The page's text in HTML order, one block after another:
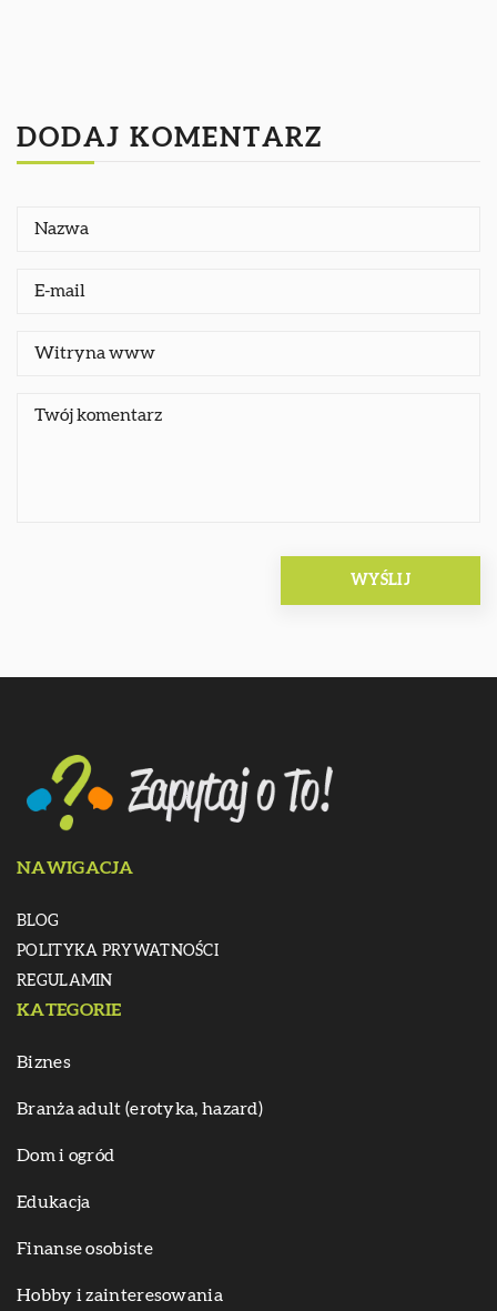
DODAJ KOMENTARZ
NAWIGACJA
BLOG
POLITYKA PRYWATNOŚCI
REGULAMIN
KATEGORIE
Biznes
Branża adult (erotyka, hazard)
Dom i ogród
Edukacja
Finanse osobiste
Hobby i zainteresowania